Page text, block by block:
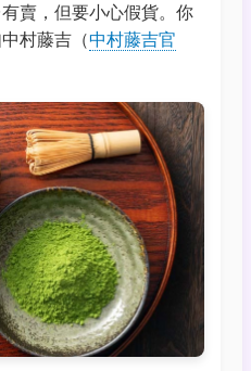
賣，但要小心假貨。你
村藤吉（中村藤吉官